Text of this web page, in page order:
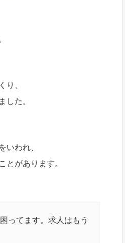
り、
した。
いわれ、
とがあります。
ってます。求人はもう